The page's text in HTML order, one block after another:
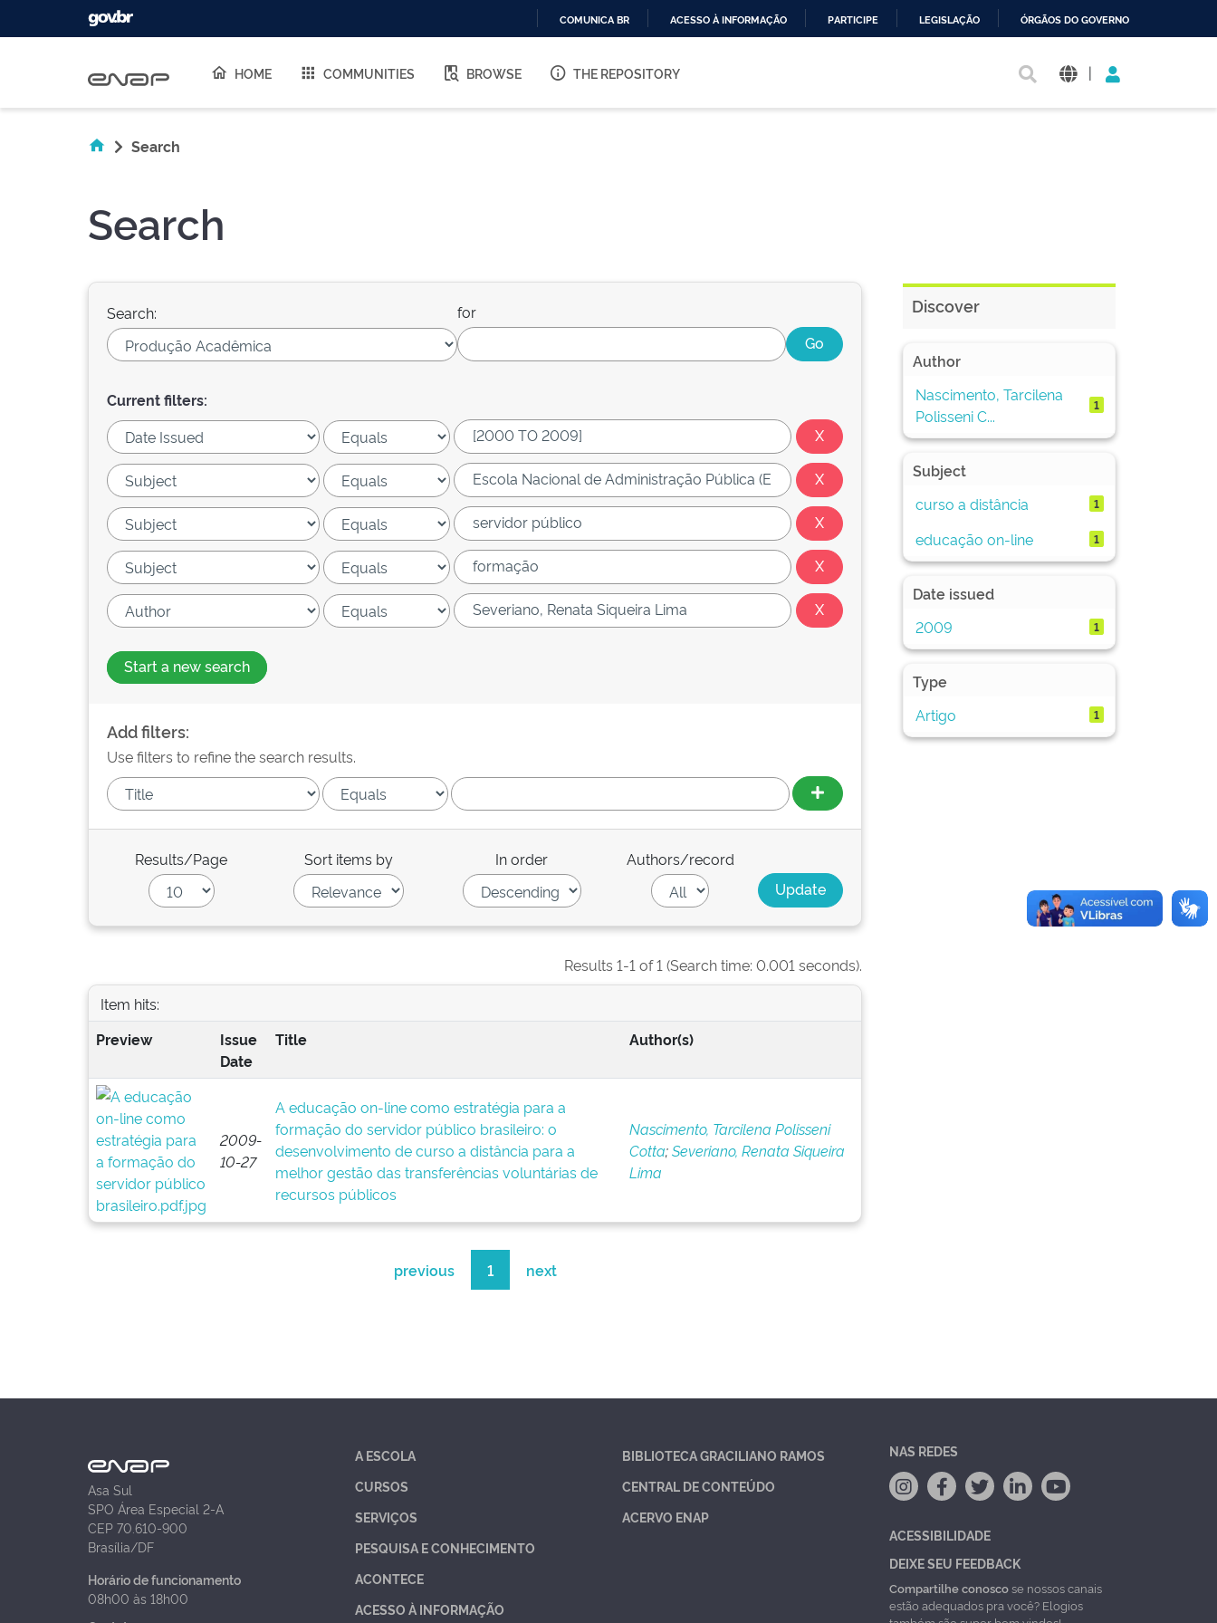
O
COMUNICA BR ACESSO À INFORMAÇÃO PARTICIPE LEGISLAÇÃO ÓRGÃOS DO GOVERNO
HOME COMMUNITIES BROWSE THE REPOSITORY |
Search
Search
Search: for
Current filters:
Start a new search
Add filters:
Use filters to refine the search results.
Results/Page Sort items by In order Authors/record
Results 1-1 of 1 (Search time: 0.001 seconds).
Item hits:
Preview
Issue
Date
Title Author(s)
2009-
10-27
A educação on-line como estratégia para a
formação do servidor público brasileiro: o
desenvolvimento de curso a distância para a
melhor gestão das transferências voluntárias de
recursos públicos
Nascimento, Tarcilena Polisseni
Cotta;Severiano, Renata Siqueira
Lima
previous 1 next
Discover
Author
Nascimento, Tarcilena
Polisseni C...
1
Subject
curso a distância
1
educação on-line 1
Date issued
2009
1
Type
Artigo
1
Asa Sul
SPO Área Especial 2-A
CEP 70.610-900
Brasília/DF
Horário de funcionamento
08h00 às 18h00
A ESCOLA
CURSOS
SERVIÇOS
PESQUISA E CONHECIMENTO
ACONTECE
ACESSO À INFORMAÇÃO
BIBLIOTECA GRACILIANO RAMOS
CENTRAL DE CONTEÚDO
ACERVO ENAP
NAS REDES
ACESSIBILIDADE
DEIXE SEU FEEDBACK
Compartilhe conoscose nossos canais
estão adequados pra você? Elogios